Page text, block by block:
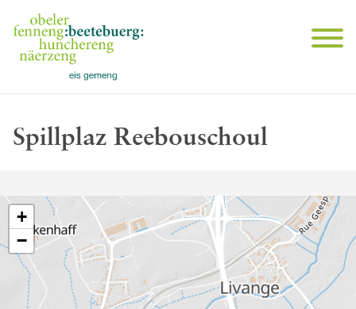
Spillplaz Reebouschoul
+
−